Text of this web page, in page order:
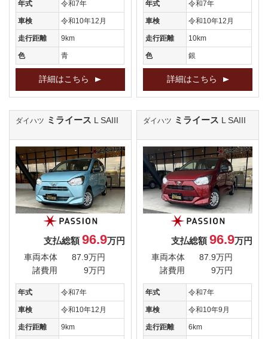
年式 令和7年
車検 令和10年12月
走行距離 9km
色 青
詳細はこちら
年式 令和7年
車検 令和10年12月
走行距離 10km
色 銀
詳細はこちら
ダイハツ ミライース L SAIII
支払総額96.9万円
車両本体
87.9万円
諸費用
9万円
年式 令和7年
車検 令和10年12月
走行距離 9km
ダイハツ ミライース L SAIII
支払総額96.9万円
車両本体
87.9万円
諸費用
9万円
年式 令和7年
車検 令和10年9月
走行距離 6km